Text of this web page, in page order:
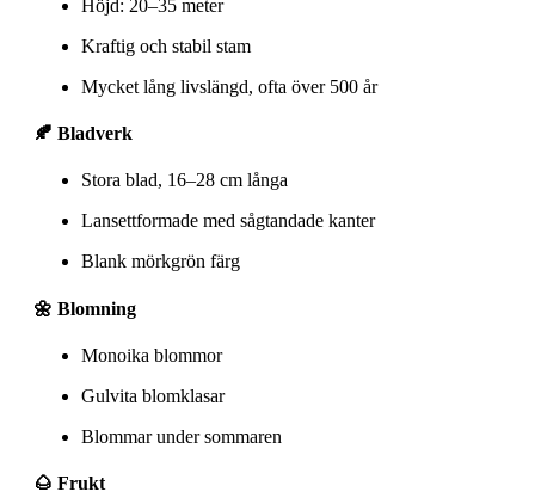
Höjd: 20–35 meter
Kraftig och stabil stam
Mycket lång livslängd, ofta över 500 år
🍂 Bladverk
Stora blad, 16–28 cm långa
Lansettformade med sågtandade kanter
Blank mörkgrön färg
🌼 Blomning
Monoika blommor
Gulvita blomklasar
Blommar under sommaren
🌰 Frukt